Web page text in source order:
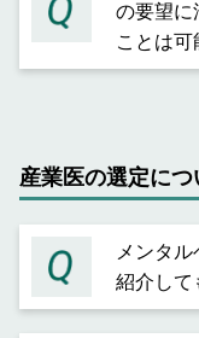
の要望に
ことは可
産業医の選定につ
メンタ
紹介して